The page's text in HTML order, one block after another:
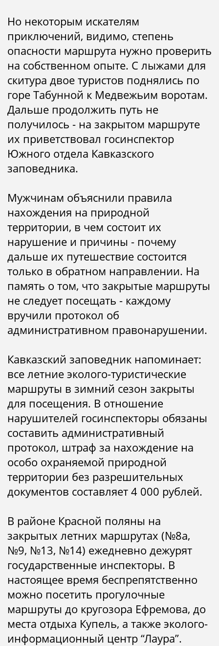
Но некоторым искателям
приключений, видимо, степень
опасности маршрута нужно проверить
на собственном опыте. С лыжами для
скитура двое туристов поднялись по
горе Табунной к Медвежьим воротам.
Дальше продолжить путь не
получилось - на закрытом маршруте
их приветствовал госинспектор
Южного отдела Кавказского
заповедника.
Мужчинам объяснили правила
нахождения на природной
территории, в чем состоит их
нарушение и причины - почему
дальше их путешествие состоится
только в обратном направлении. На
память о том, что закрытые маршруты
не следует посещать - каждому
вручили протокол об
административном правонарушении.
Кавказский заповедник напоминает:
все летние эколого-туристические
маршруты в зимний сезон закрыты
для посещения. В отношение
нарушителей госинспекторы обязаны
составить административный
протокол, штраф за нахождение на
особо охраняемой природной
территории без разрешительных
документов составляет 4 000 рублей.
В районе Красной поляны на
закрытых летних маршрутах (№8а,
№9, №13, №14) ежедневно дежурят
государственные инспекторы. В
настоящее время беспрепятственно
можно посетить прогулочные
маршруты до кругозора Ефремова, до
места отдыха Купель, а также эколого-
информационный центр “Лаура”.